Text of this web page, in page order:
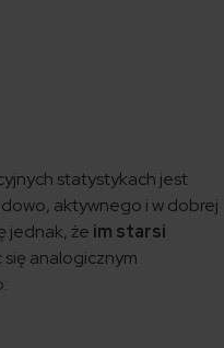
statystykach jest
aktywnego i w dobrej
jednak, że im starsi
się analogicznym